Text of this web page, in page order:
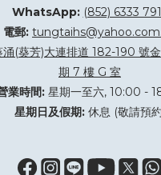
WhatsApp: (852) 6333
電郵:
涌(葵芳)大連排道 182-190 號
期 7 樓 G 室
業時間: 星期一至六, 10:00 -
星期日及假期:休息 (敬請預